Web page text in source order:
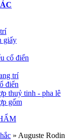
giấy
cổ điển
trí
điển
thuỷ tinh - pha lê
gốm
» Auguste Rodin